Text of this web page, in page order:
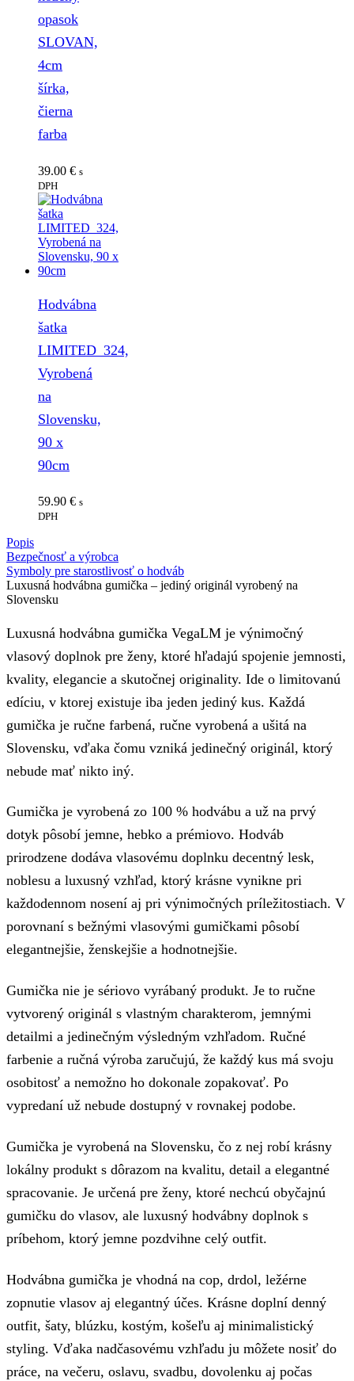
opasok
SLOVAN,
4cm
šírka,
čierna
farba
39.00 € s
DPH
Hodvábna
šatka
LIMITED_324,
Vyrobená
na
Slovensku,
90 x
90cm
59.90 € s
DPH
Popis
Bezpečnosť a výrobca
Symboly pre starostlivosť o hodváb
Luxusná hodvábna gumička – jediný originál vyrobený na
Slovensku
Luxusná hodvábna gumička VegaLM je výnimočný
vlasový doplnok pre ženy, ktoré hľadajú spojenie jemnosti,
kvality, elegancie a skutočnej originality. Ide o limitovanú
edíciu, v ktorej existuje iba jeden jediný kus. Každá
gumička je ručne farbená, ručne vyrobená a ušitá na
Slovensku, vďaka čomu vzniká jedinečný originál, ktorý
nebude mať nikto iný.
Gumička je vyrobená zo 100 % hodvábu a už na prvý
dotyk pôsobí jemne, hebko a prémiovo. Hodváb
prirodzene dodáva vlasovému doplnku decentný lesk,
noblesu a luxusný vzhľad, ktorý krásne vynikne pri
každodennom nosení aj pri výnimočných príležitostiach. V
porovnaní s bežnými vlasovými gumičkami pôsobí
elegantnejšie, ženskejšie a hodnotnejšie.
Gumička nie je sériovo vyrábaný produkt. Je to ručne
vytvorený originál s vlastným charakterom, jemnými
detailmi a jedinečným výsledným vzhľadom. Ručné
farbenie a ručná výroba zaručujú, že každý kus má svoju
osobitosť a nemožno ho dokonale zopakovať. Po
vypredaní už nebude dostupný v rovnakej podobe.
Gumička je vyrobená na Slovensku, čo z nej robí krásny
lokálny produkt s dôrazom na kvalitu, detail a elegantné
spracovanie. Je určená pre ženy, ktoré nechcú obyčajnú
gumičku do vlasov, ale luxusný hodvábny doplnok s
príbehom, ktorý jemne pozdvihne celý outfit.
Hodvábna gumička je vhodná na cop, drdol, ležérne
zopnutie vlasov aj elegantný účes. Krásne doplní denný
outfit, šaty, blúzku, kostým, košeľu aj minimalistický
styling. Vďaka nadčasovému vzhľadu ju môžete nosiť do
práce, na večeru, oslavu, svadbu, dovolenku aj počas